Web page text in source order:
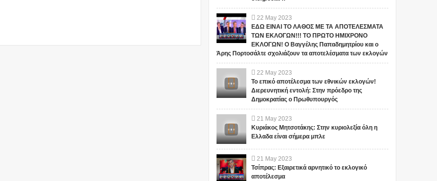
22 May 2023
ΕΔΩ ΕΙΝΑΙ ΤΟ ΛΑΘΟΣ ΜΕ ΤΑ ΑΠΟΤΕΛΕΣΜΑΤΑ
ΤΩΝ ΕΚΛΟΓΩΝ!!! ΤΟ ΠΡΩΤΟ ΗΜΙΧΡΟΝΟ
ΕΚΛΟΓΩΝ! Ο Βαγγέλης Παπαδημητρίου και ο
Άρης Πορτοσάλτε σχολιάζουν τα αποτελέσματα των εκλογών
22 May 2023
Το επικό αποτέλεσμα των εθνικών εκλογών!
Διερευνητική εντολή: Στην πρόεδρο της
Δημοκρατίας ο Πρωθυπουργός
21 May 2023
Κυριάκος Μητσοτάκης: Στην κυριολεξία όλη η
Ελλαδα είναι σήμερα μπλε
21 May 2023
Τσίπρας: Εξαιρετικά αρνητικό το εκλογικό
αποτέλεσμα